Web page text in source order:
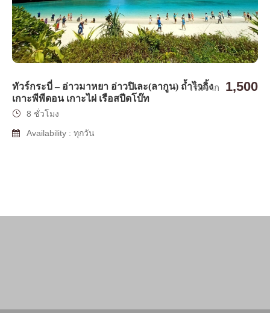
ทัวร์กระบี่ – อ่าวมาหยา อ่าวปิเละ(ลากูน) ถ้ำไวกิ้ง
เกาะพีพีดอน เกาะไผ่ เรือสปีดโบ๊ท
เริ่มจาก 1,500
8 ชั่วโมง
Availability : ทุกวัน